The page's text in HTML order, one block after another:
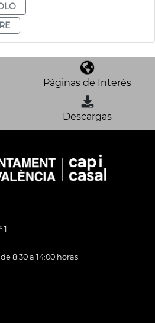
Páginas de Interés
Descargas
1
8:30 a 14:00 horas